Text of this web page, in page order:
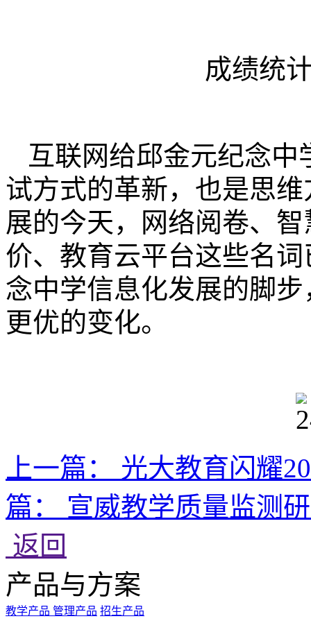
成绩统
互联网给邱金元纪念
试方式的革新，也是思
展的今天，网络阅卷、
价、教育云平台这些名
念中学信息化发展的脚
更优的变化。
上一篇：
光大教育闪耀
篇：
宣威教学质量监测
返回
产品与方案
教学产品 管理产品 招生产品